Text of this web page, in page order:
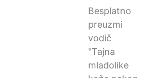
Besplatno
preuzmi
vodič
"Tajna
mladolike